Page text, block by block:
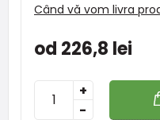
Când vă vom livra
od 226,8 lei
-
+